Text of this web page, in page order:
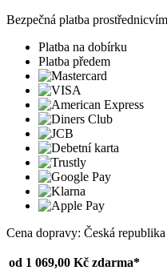
Bezpečná platba prostřednicvím
Platba na dobírku
Platba předem
Cena dopravy: Česká republika
od 1 069,00 Kč zdarma*